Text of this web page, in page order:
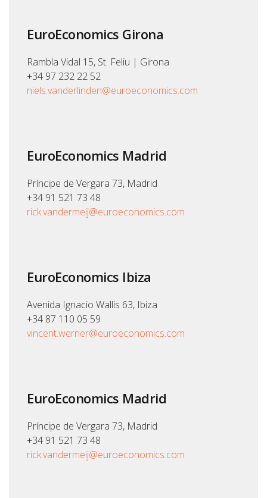
EuroEconomics Girona
Rambla Vidal 15, St. Feliu | Girona
+34 97 232 22 52
niels.vanderlinden@euroeconomics.com
EuroEconomics Madrid
Príncipe de Vergara 73, Madrid
+34 91 521 73 48
rick.vandermeij@euroeconomics.com
EuroEconomics Ibiza
Avenida Ignacio Wallis 63, Ibiza
+34 87 110 05 59
vincent.werner@euroeconomics.com
EuroEconomics Madrid
Príncipe de Vergara 73, Madrid
+34 91 521 73 48
rick.vandermeij@euroeconomics.com